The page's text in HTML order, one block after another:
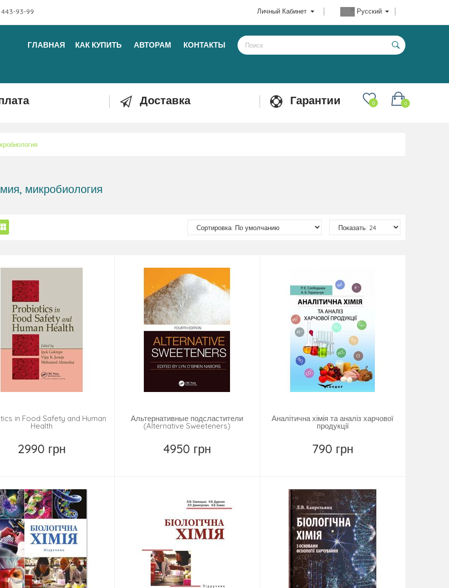
93-99 Русский
Личный Кабинет
ГЛАВНАЯ КАК КУПИТЬ АВТОРАМ КОНТАКТЫ
Доставка Гарантии 0
0
микробиология
in Food Safety and Human
Health
2990 грн
Альтернативные подсластители
(Alternative Sweeteners)
4950 грн
Аналітична хімія та аналіз харчової
продукції
790 грн